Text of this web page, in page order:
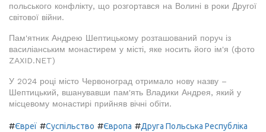
польського конфлікту, що розгортався на Волині в роки Другої
світової війни.
Пам'ятник Андрею Шептицькому розташований поруч із
василіанським монастирем у місті, яке носить його ім'я (фото
ZAXID.NET)
У 2024 році місто Червоноград отримало нову назву –
Шептицький, вшанувавши пам'ять Владики Андрея, який у
місцевому монастирі прийняв вічні обіти.
#Євреї #Суспільство #Європа #Друга Польська Республіка